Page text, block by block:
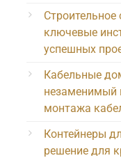
Строительное
ключевые
успешных
Кабельные
незаменимый
монтажа
Контейнеры
решение для